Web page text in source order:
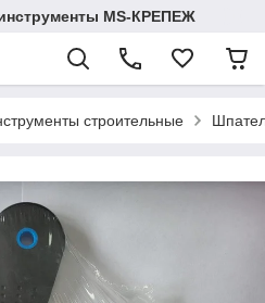
MS-КРЕПЕЖ
строительные